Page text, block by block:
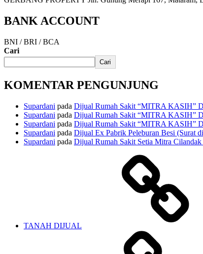
BANK ACCOUNT
BNI / BRI / BCA
Cari
Cari
KOMENTAR PENGUNJUNG
Supardani pada Dijual Rumah Sakit “MITRA KASIH”
Supardani pada Dijual Rumah Sakit “MITRA KASIH”
Supardani pada Dijual Rumah Sakit “MITRA KASIH”
Supardani pada Dijual Ex Pabrik Peleburan Besi (Surat
Supardani pada Dijual Rumah Sakit Setia Mitra
TANAH DIJUAL